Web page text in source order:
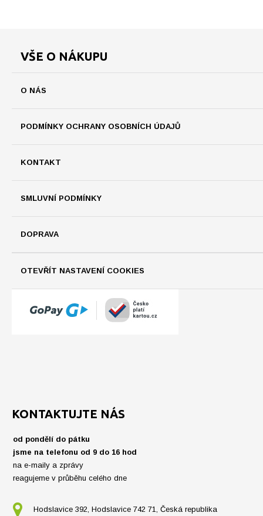
VŠE O NÁKUPU
O NÁS
PODMÍNKY OCHRANY OSOBNÍCH ÚDAJŮ
KONTAKT
SMLUVNÍ PODMÍNKY
DOPRAVA
OTEVŘÍT NASTAVENÍ COOKIES
KONTAKTUJTE NÁS
od pondělí do pátku
jsme na telefonu od 9 do 16 hod
na e-maily a zprávy
reagujeme v průběhu celého dne
Hodslavice 392, Hodslavice 742 71, Česká republika